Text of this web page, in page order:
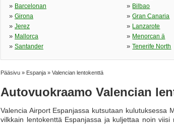
» Barcelonan » Bilbao
» Girona »Gran Canaria
» Jerez » Lanzarote
» Mallorca » Menorcan ä
» Santander »Tenerife North
Pääsivu » Espanja » Valencian lentokenttä
Autovuokraamo Valencian
Valencia Airport Espanjassa kutsutaan kulutuksessa
vilkkain lentokenttä Espanjassa ja kuljettaa noin